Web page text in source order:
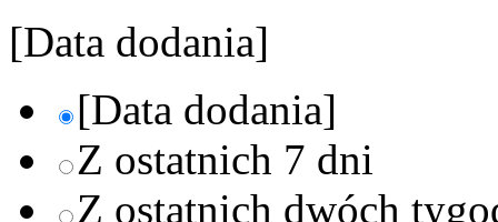
[Data dodania]
[Data dodania]
Z ostatnich 7 dni
Z ostatnich dwóch